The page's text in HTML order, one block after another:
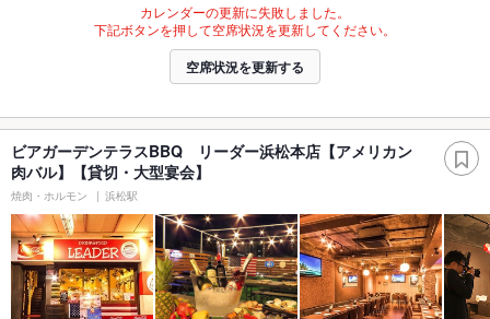
カレンダーの更新に失敗しました。
下記ボタンを押して空席状況を更新してください。
空席状況を更新する
ビアガーデンテラスBBQ リーダー浜松本店【アメリカン
肉バル】【貸切・大型宴会】
焼肉・ホルモン 浜松駅